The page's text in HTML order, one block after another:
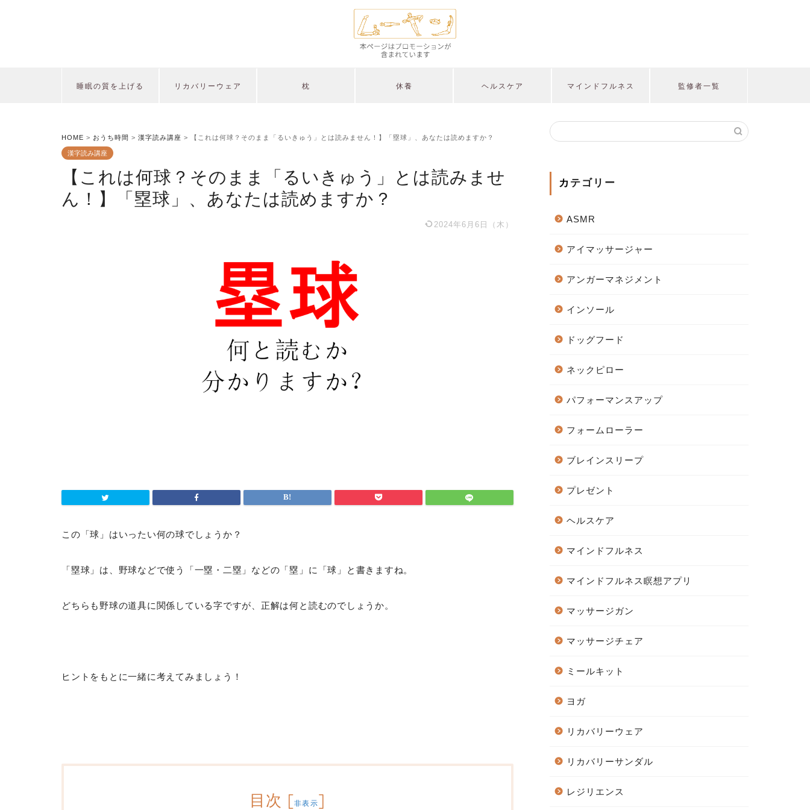
睡眠の質を上げる リカバリーウェア 枕 休養 ヘルスケア マインドフルネス 監修者一覧
HOME > おうち時間 > 漢字読み講座 > 【これは何球？そのまま「るいきゅう」とは読みません！】「塁球」、あなたは読めますか？
漢字読み講座
【これは何球？そのまま「るいきゅう」とは読みませ
ん！】「塁球」、あなたは読めますか？
2024年6月6日（木）
この「球」はいったい何の球でしょうか？
「塁球」は、野球などで使う「一塁・二塁」などの「塁」に「球」と書きますね。
どちらも野球の道具に関係している字ですが、正解は何と読むのでしょうか。
ヒントをもとに一緒に考えてみましょう！
目次 [非表示]
カテゴリー
ASMR
アイマッサージャー
アンガーマネジメント
インソール
ドッグフード
ネックピロー
パフォーマンスアップ
フォームローラー
ブレインスリープ
プレゼント
ヘルスケア
マインドフルネス
マインドフルネス瞑想アプリ
マッサージガン
マッサージチェア
ミールキット
ヨガ
リカバリーウェア
リカバリーサンダル
レジリエンス